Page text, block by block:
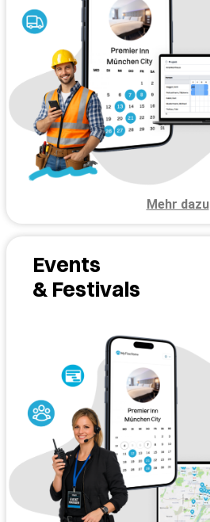
Mehr dazu
Events
& Festivals